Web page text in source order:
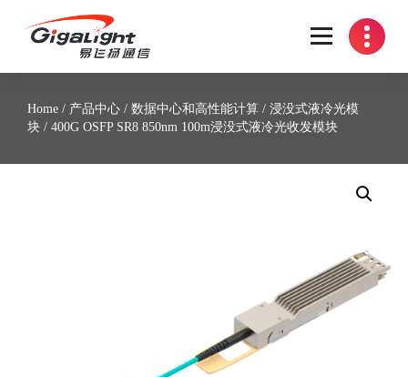
开放光网络器件的向导
Home / 产品中心 / 数据中心和高性能计算 / 浸没式液冷光模
块 / 400G OSFP SR8 850nm 100m浸没式液冷光收发模块